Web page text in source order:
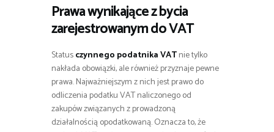
Prawa wynikające z bycia
zarejestrowanym do VAT
Statusczynnego podatnika VATnie tylko
nakłada obowiązki, ale również przyznaje pewne
prawa. Najważniejszym z nich jest prawo do
odliczenia podatku VAT naliczonego od
zakupów związanych z prowadzoną
działalnością opodatkowaną. Oznacza to, że